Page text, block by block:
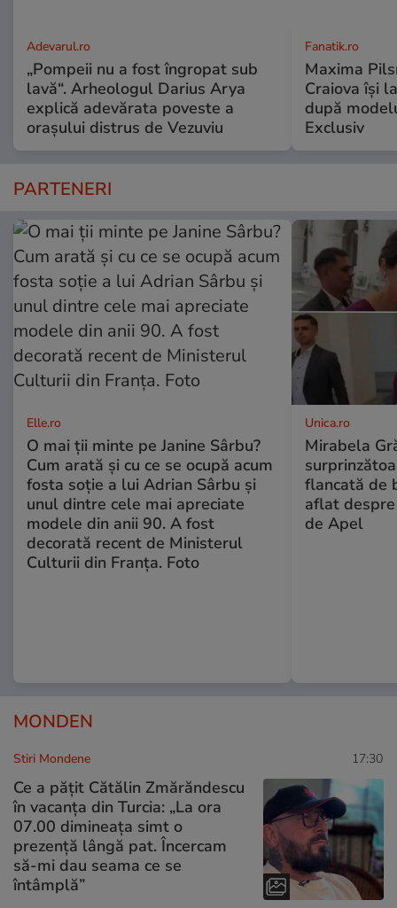
Adevarul.ro
„Pompeii nu a fost îngropat sub
lavă“. Arheologul Darius Arya
explică adevărata poveste a
orașului distrus de Vezuviu
Fanatik.ro
Maxima
Craiova își
după
Exclusiv
PARTENERI
Elle.ro
O mai ții minte pe Janine Sârbu?
Cum arată și cu ce se ocupă acum
fosta soție a lui Adrian Sârbu și
unul dintre cele mai apreciate
modele din anii 90. A fost
decorată recent de Ministerul
Culturii din Franța. Foto
Unica.ro
Mirabela
flancată de
aflat
de Apel
MONDEN
Stiri Mondene 17:30
Ce a pățit Cătălin Zmărăndescu
în vacanța din Turcia: „La ora
07.00 dimineața simt o
prezență lângă pat. Încercam
să-mi dau seama ce se
întâmplă”